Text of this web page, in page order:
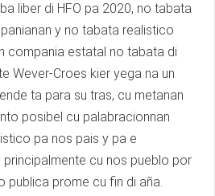
liber di HFO pa 2020, no tabata
y no tabata realistico
compania estatal no tabata di
Wever-Croes kier yega na un
ta para su tras, cu metanan
posibel cu palabracionnan
pa nos pais y pa e
cu nos pueblo por
publica prome cu fin di aña.